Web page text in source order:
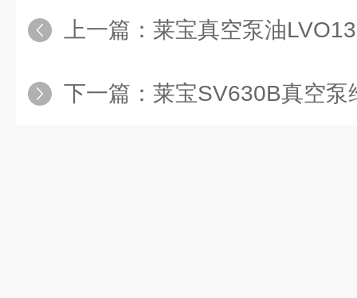
上一篇： 莱宝真空泵油LVO130/LVO100使
下一篇： 莱宝SV630B真空泵维修